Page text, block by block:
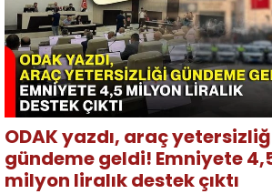
ODAK yazdı, araç
gündeme geldi! Emniyete
milyon liralık destek çıktı